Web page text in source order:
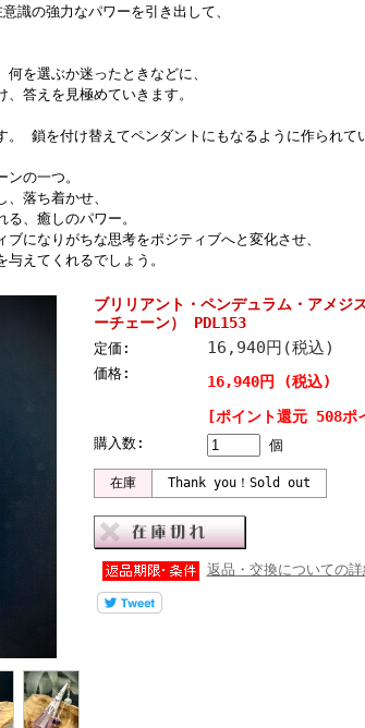
識の強力なパワーを引き出して、
を選ぶか迷ったときなどに、
答えを見極めていきます。
鎖を付け替えてペンダントにもなるように作られて
の一つ。
落ち着かせ、
、癒しのパワー。
になりがちな思考をポジティブへと変化させ、
えてくれるでしょう。
ブリリアント・ペンデュラム・アメジ
ーチェーン） PDL153
定価: 16,940円(税込)
価格:
16,940円 (税込)
[ポイント還元 508ポ
購入数: 個
在庫 Thank you！Sold out
返品・交換についての